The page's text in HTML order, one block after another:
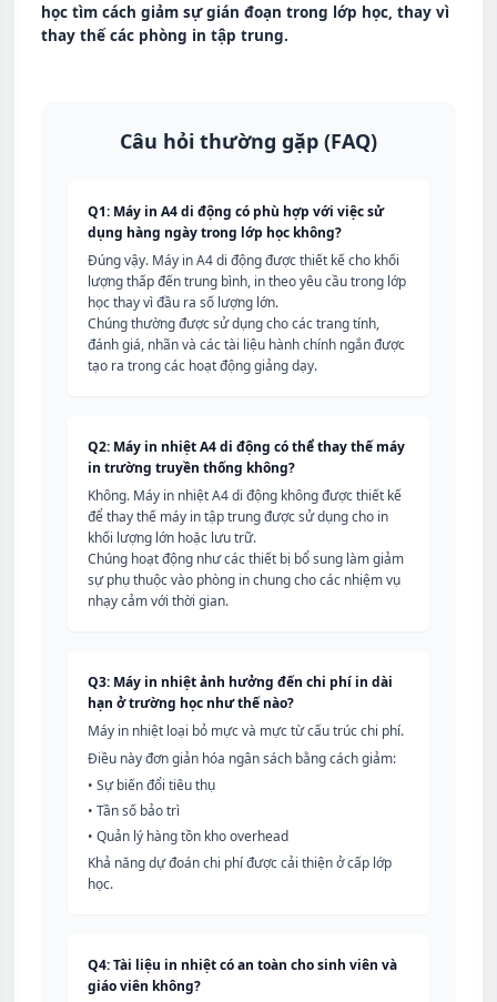
học tìm cách giảm sự gián đoạn trong lớp học, thay vì
thay thế các phòng in tập trung.
Câu hỏi thường gặp (FAQ)
Q1: Máy in A4 di động có phù hợp với việc sử
dụng hàng ngày trong lớp học không?
Đúng vậy. Máy in A4 di động được thiết kế cho khối
lượng thấp đến trung bình, in theo yêu cầu trong lớp
học thay vì đầu ra số lượng lớn.
Chúng thường được sử dụng cho các trang tính,
đánh giá, nhãn và các tài liệu hành chính ngắn được
tạo ra trong các hoạt động giảng dạy.
Q2: Máy in nhiệt A4 di động có thể thay thế máy
in trường truyền thống không?
Không. Máy in nhiệt A4 di động không được thiết kế
để thay thế máy in tập trung được sử dụng cho in
khối lượng lớn hoặc lưu trữ.
Chúng hoạt động như các thiết bị bổ sung làm giảm
sự phụ thuộc vào phòng in chung cho các nhiệm vụ
nhạy cảm với thời gian.
Q3: Máy in nhiệt ảnh hưởng đến chi phí in dài
hạn ở trường học như thế nào?
Máy in nhiệt loại bỏ mực và mực từ cấu trúc chi phí.
Điều này đơn giản hóa ngân sách bằng cách giảm:
• Sự biến đổi tiêu thụ
• Tần số bảo trì
• Quản lý hàng tồn kho overhead
Khả năng dự đoán chi phí được cải thiện ở cấp lớp
học.
Q4: Tài liệu in nhiệt có an toàn cho sinh viên và
giáo viên không?